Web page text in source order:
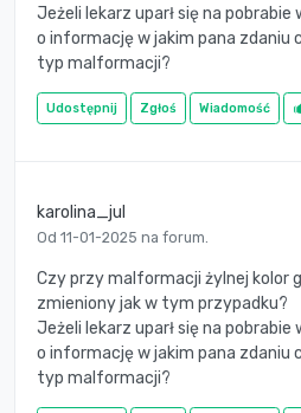
Jeżeli lekarz uparł się na
o informację w jakim pana zdaniu
typ malformacji?
Udostępnij Zgłoś Wiadomość
karolina_jul
Od 11-01-2025 na forum.
Czy przy malformacji żylnej kolor
zmieniony jak w tym przypadku?
Jeżeli lekarz uparł się na
o informację w jakim pana zdaniu
typ malformacji?